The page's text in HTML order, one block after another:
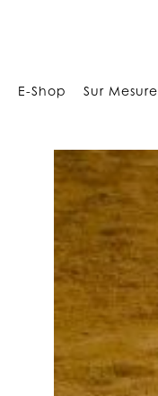
E-Shop Sur Mesure